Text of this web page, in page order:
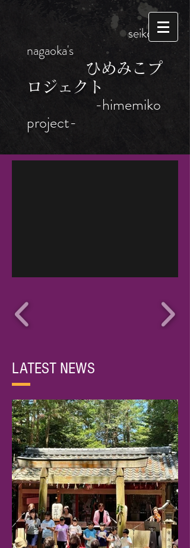
seikou
nagaoka's
ひめみこプ
ロジェクト
-himemiko
project-
LATEST NEWS